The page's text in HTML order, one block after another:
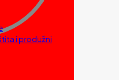
i produžni